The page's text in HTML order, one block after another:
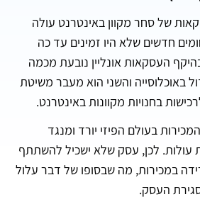
של סחר מקוון באינטרנט עולה
חדשים שלא היו זמינים עד כה
העסקאות אונליין נובעת מכמה
באוכלוסייה והשני הוא מעבר משיטת
בחנויות מקוונות באינטרנט.
בעולם הפיזי יורד ומנגד
עולות. לכן, עסק שלא ישכיל להשתתף
במכירות, מה שבסופו של דבר עלול
העסק.